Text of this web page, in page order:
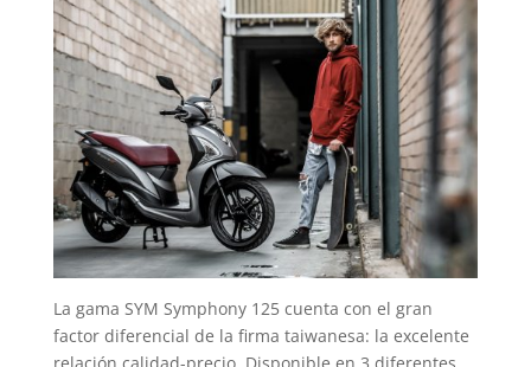
La gama SYM Symphony 125 cuenta con el gran
factor diferencial de la firma taiwanesa: la excelente
relación calidad-precio. Disponible en 3 diferentes